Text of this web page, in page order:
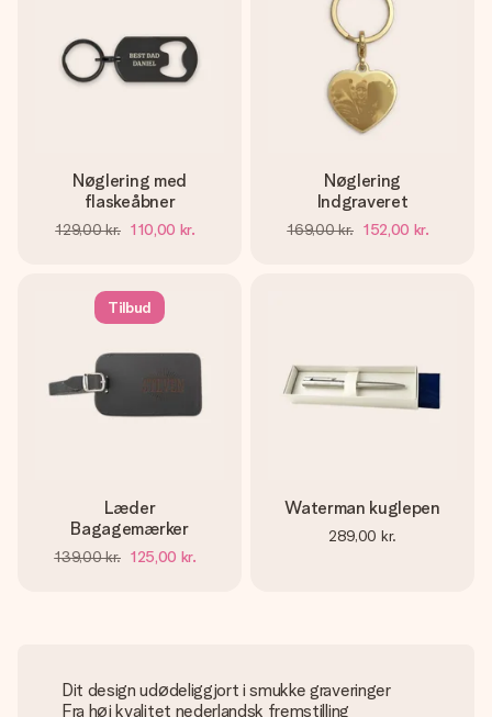
Nøglering med
flaskeåbner
129,00 kr. 110,00 kr.
Nøglering
Indgraveret
169,00 kr. 152,00 kr.
Tilbud
Læder
Bagagemærker
139,00 kr. 125,00 kr.
Waterman kuglepen
289,00 kr.
Dit design udødeliggjort i smukke graveringer
Fra høj kvalitet nederlandsk fremstilling